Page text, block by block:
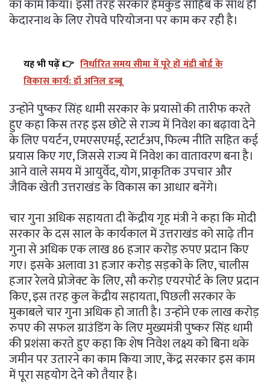
का काम किया। इसी तरह सरकार हेमकुंड साहिब के साथ ही
केदारनाथ के लिए रोपवे परियोजना पर काम कर रही है।
यह भी पढ़ें 👉 निर्धारित समय सीमा में पूरे हों मंडी बोर्ड के
विकास कार्य: डॉ अनिल डब्बू
उन्होंने पुष्कर सिंह धामी सरकार के प्रयासों की तारीफ करते
हुए कहा किस तरह इस छोटे से राज्य में निवेश का बढ़ावा देने
के लिए पयर्टन, एमएसएमई, स्टार्टअप, फिल्म नीति सहित कई
प्रयास किए गए, जिससे राज्य में निवेश का वातावरण बना है।
आने वाले समय में आयुर्वेद, योग, प्राकृतिक उपचार और
जैविक खेती उत्तराखंड के विकास का आधार बनेंगे।
चार गुना अधिक सहायता दी केंद्रीय गृह मंत्री ने कहा कि मोदी
सरकार के दस साल के कार्यकाल में उत्तराखंड को साढ़े तीन
गुना से अधिक एक लाख 86 हजार करोड़ रुपए प्रदान किए
गए। इसके अलावा 31 हजार करोड़ सड़कों के लिए, चालीस
हजार रेलवे प्रोजेक्ट के लिए, सौ करोड़ एयरपोर्ट के लिए प्रदान
किए, इस तरह कुल केंद्रीय सहायता, पिछली सरकार के
मुकाबले चार गुना अधिक हो जाती है। उन्होंने एक लाख करोड़
रुपए की सफल ग्राउंडिंग के लिए मुख्यमंत्री पुष्कर सिंह धामी
की प्रशंसा करते हुए कहा कि शेष निवेश लक्ष्य को बिना थके
जमीन पर उतारने का काम किया जाए, केंद्र सरकार इस काम
में पूरा सहयोग देने को तैयार है।